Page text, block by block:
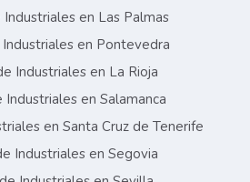
en Las Palmas
en Pontevedra
Industriales en La Rioja
Industriales en Salamanca
en Santa Cruz de Tenerife
Industriales en Segovia